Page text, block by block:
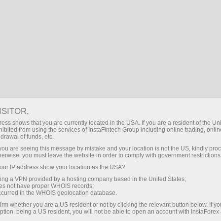
لائسنس اور ضابطہ
انسٹا فنٹیک گروپ 2007 سے غیر ملکی کرنسی کی
صنعت میں کام کر رہا ہے اور اس عرصے کے لیے
اس نے خود کو مضبوطی سے قائم کرنے میں کامیابی
حاصل کی ہے، صنعت میں سرفہرست مقام تک
پہنچنے اور جدید IT-حلات متعارف کرائے ہیں۔
بروکر بین الاقوامی قوانین اور مخصوص
ممالک کے مقامی معیارات کے مطابق کام
کرتے ہوئے اعلیٰ ترین معیار کی پابندی
shows that you are currently located in the USA. If you are a resident of the
from using the services of InstaFintech Group including online trading,
of funds, etc.
are seeing this message by mistake and your location is not the US, kindly
you must leave the website in order to comply with government
IP address show your location as the USA?
a VPN provided by a hosting company based in the United States;
not have proper WHOIS records;
in the WHOIS geolocation database.
whether you are a US resident or not by clicking the relevant button below. If
being a US resident, you will not be able to open an account with InstaForex